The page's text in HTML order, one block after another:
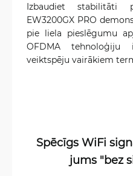
Izbaudiet
EW3200GX PRO
pie liela pieslēgumu
OFDMA tehnoloģiju
veiktspēju vairākiem
Spēcīgs WiFi
jums "bez